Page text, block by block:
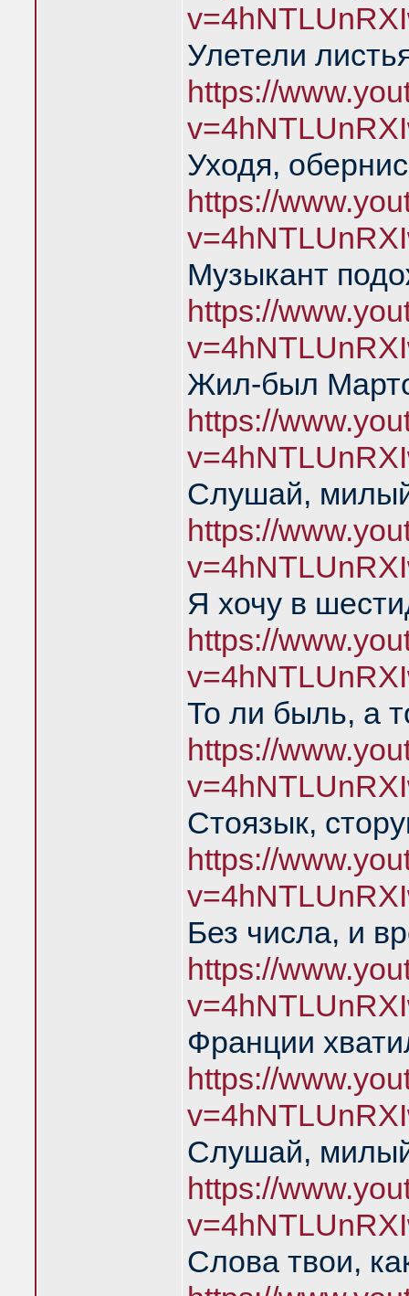
Улетели
https://
Уходя,
https://
Музыкант
https://
Жил-был
https://
Слушай,
https://
Я хочу в
https://
То ли быль, а
https://
Стоязык,
https://
Без числа, и
https://
Франции
https://
Слушай,
https://
Слова твои,